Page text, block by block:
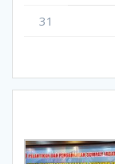
31